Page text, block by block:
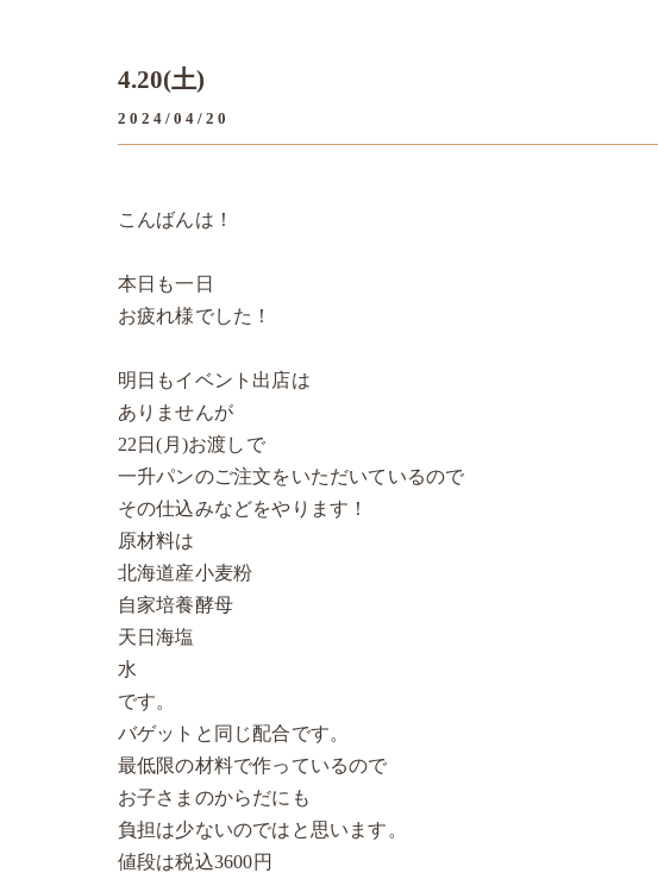
4.20(土)
2024/04/20
こんばんは！
本日も一日
お疲れ様でした！
明日もイベント出店は
ありませんが
22日(月)お渡しで
一升パンのご注文をいただいているので
その仕込みなどをやります！
原材料は
北海道産小麦粉
自家培養酵母
天日海塩
水
です。
バゲットと同じ配合です。
最低限の材料で作っているので
お子さまのからだにも
負担は少ないのではと思います。
値段は税込3600円